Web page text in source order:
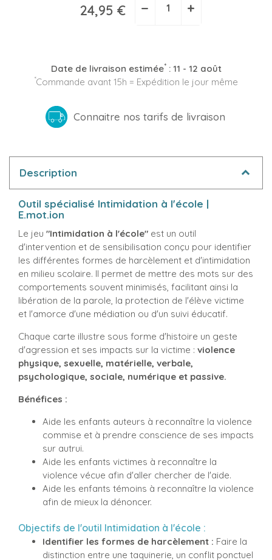
24,95 € − +
Date de livraison estimée*: 11 - 12 août
*Commande avant 15h = Expédition le jour même
Connaitre nos tarifs de livraison
Description
Outil spécialisé Intimidation à l'école |
E.mot.ion
Le jeu "Intimidation à l'école" est un outil
d'intervention et de sensibilisation conçu pour identifier
les différentes formes de harcèlement et d'intimidation
en milieu scolaire. Il permet de mettre des mots sur des
comportements souvent minimisés, facilitant ainsi la
libération de la parole, la protection de l'élève victime
et l'amorce d'une médiation ou d'un suivi éducatif.
Chaque carte illustre sous forme d'histoire un geste
d'agression et ses impacts sur la victime : violence
physique, sexuelle, matérielle, verbale,
psychologique, sociale, numérique et passive.
Bénéfices :
Aide les enfants auteurs à reconnaître la violence
commise et à prendre conscience de ses impacts
sur autrui.
Aide les enfants victimes à reconnaître la
violence vécue afin d'aller chercher de l'aide.
Aide les enfants témoins à reconnaître la violence
afin de mieux la dénoncer.
Objectifs de l'outil Intimidation à l'école :
Identifier les formes de harcèlement : Faire la
distinction entre une taquinerie, un conflit ponctuel